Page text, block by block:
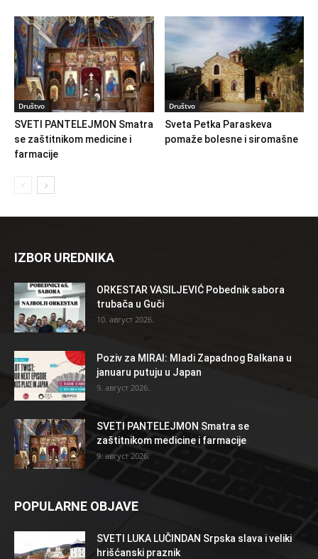
Društvo
SVETI PANTELEJMON Smatra
se zaštitnikom medicine i
farmacije
Društvo
Sveta Petka Paraskeva
pomaže bolesne i siromašne
IZBOR UREDNIKA
ORKESTAR VASILJEVIĆ Pobednik sabora
trubača u Guči
10. август 2026.
Poziv za MIRAI: Mladi Zapadnog Balkana u
januaru putuju u Japan
9. август 2026.
SVETI PANTELEJMON Smatra se
zaštitnikom medicine i farmacije
9. август 2026.
POPULARNE OBJAVE
SVETI LUKA LUČINDAN Srpska slava i veliki
hrišćanski praznik